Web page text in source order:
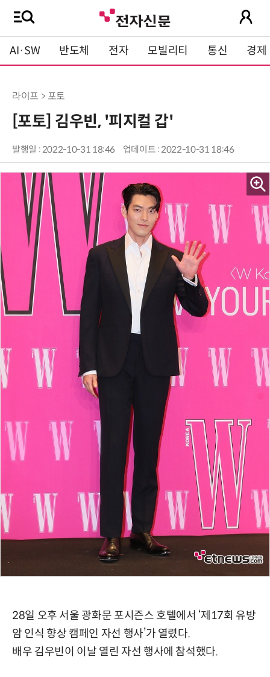
AI·SW 반도체 전자 모빌리티 통신 경제
라이프 > 포토
[포토] 김우빈, '피지컬 갑'
발행일 : 2022-10-31 18:46 업데이트 : 2022-10-31 18:46
28일 오후 서울 광화문 포시즌스 호텔에서 ‘제17회 유방
암 인식 향상 캠페인 자선 행사’가 열렸다.
배우 김우빈이 이날 열린 자선 행사에 참석했다.